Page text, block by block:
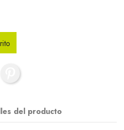
del producto